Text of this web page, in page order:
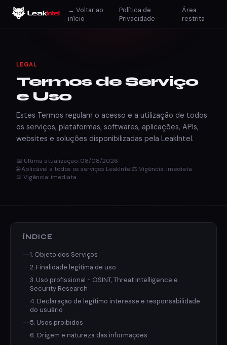
← Voltar ao
início
Política de
Privacidade
Área
restrita
LEGAL
Termos de Serviço
e Uso
Estes Termos regulam o acesso e a utilização de todos
os serviços, plataformas, softwares, aplicações, APIs,
websites e soluções disponibilizadas pela LeakIntel.
📅 Última atualização: 08/08/2026
🌐 Aplicável a todos os serviços LeakIntel⚖️ Vigência: imediata
⚖️ Vigência: imediata
ÍNDICE
1. Objeto dos Serviços
2. Finalidade legítima de uso
3. Uso profissional - OSINT, Threat Intelligence e
Security Research
4. Declaração de legítimo interesse e responsabilidade
do usuário
5. Usos proibidos
6. Origem e natureza das informações